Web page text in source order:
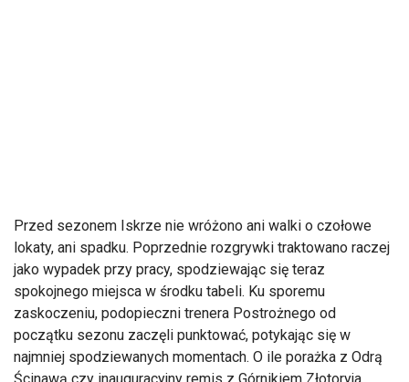
Przed sezonem Iskrze nie wróżono ani walki o czołowe
lokaty, ani spadku. Poprzednie rozgrywki traktowano raczej
jako wypadek przy pracy, spodziewając się teraz
spokojnego miejsca w środku tabeli. Ku sporemu
zaskoczeniu, podopieczni trenera Postrożnego od
początku sezonu zaczęli punktować, potykając się w
najmniej spodziewanych momentach. O ile porażka z Odrą